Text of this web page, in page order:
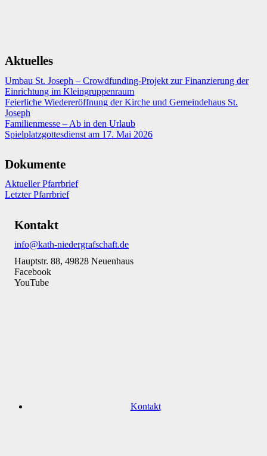
Aktuelles
Umbau St. Joseph – Crowdfunding-Projekt zur Finanzierung der
Einrichtung im Kleingruppenraum
Feierliche Wiedereröffnung der Kirche und Gemeindehaus St.
Joseph
Familienmesse – Ab in den Urlaub
Spielplatzgottesdienst am 17. Mai 2026
Dokumente
Aktueller Pfarrbrief
Letzter Pfarrbrief
Kontakt
info@kath-niedergrafschaft.de
Hauptstr. 88, 49828 Neuenhaus
Facebook
YouTube
Kontakt